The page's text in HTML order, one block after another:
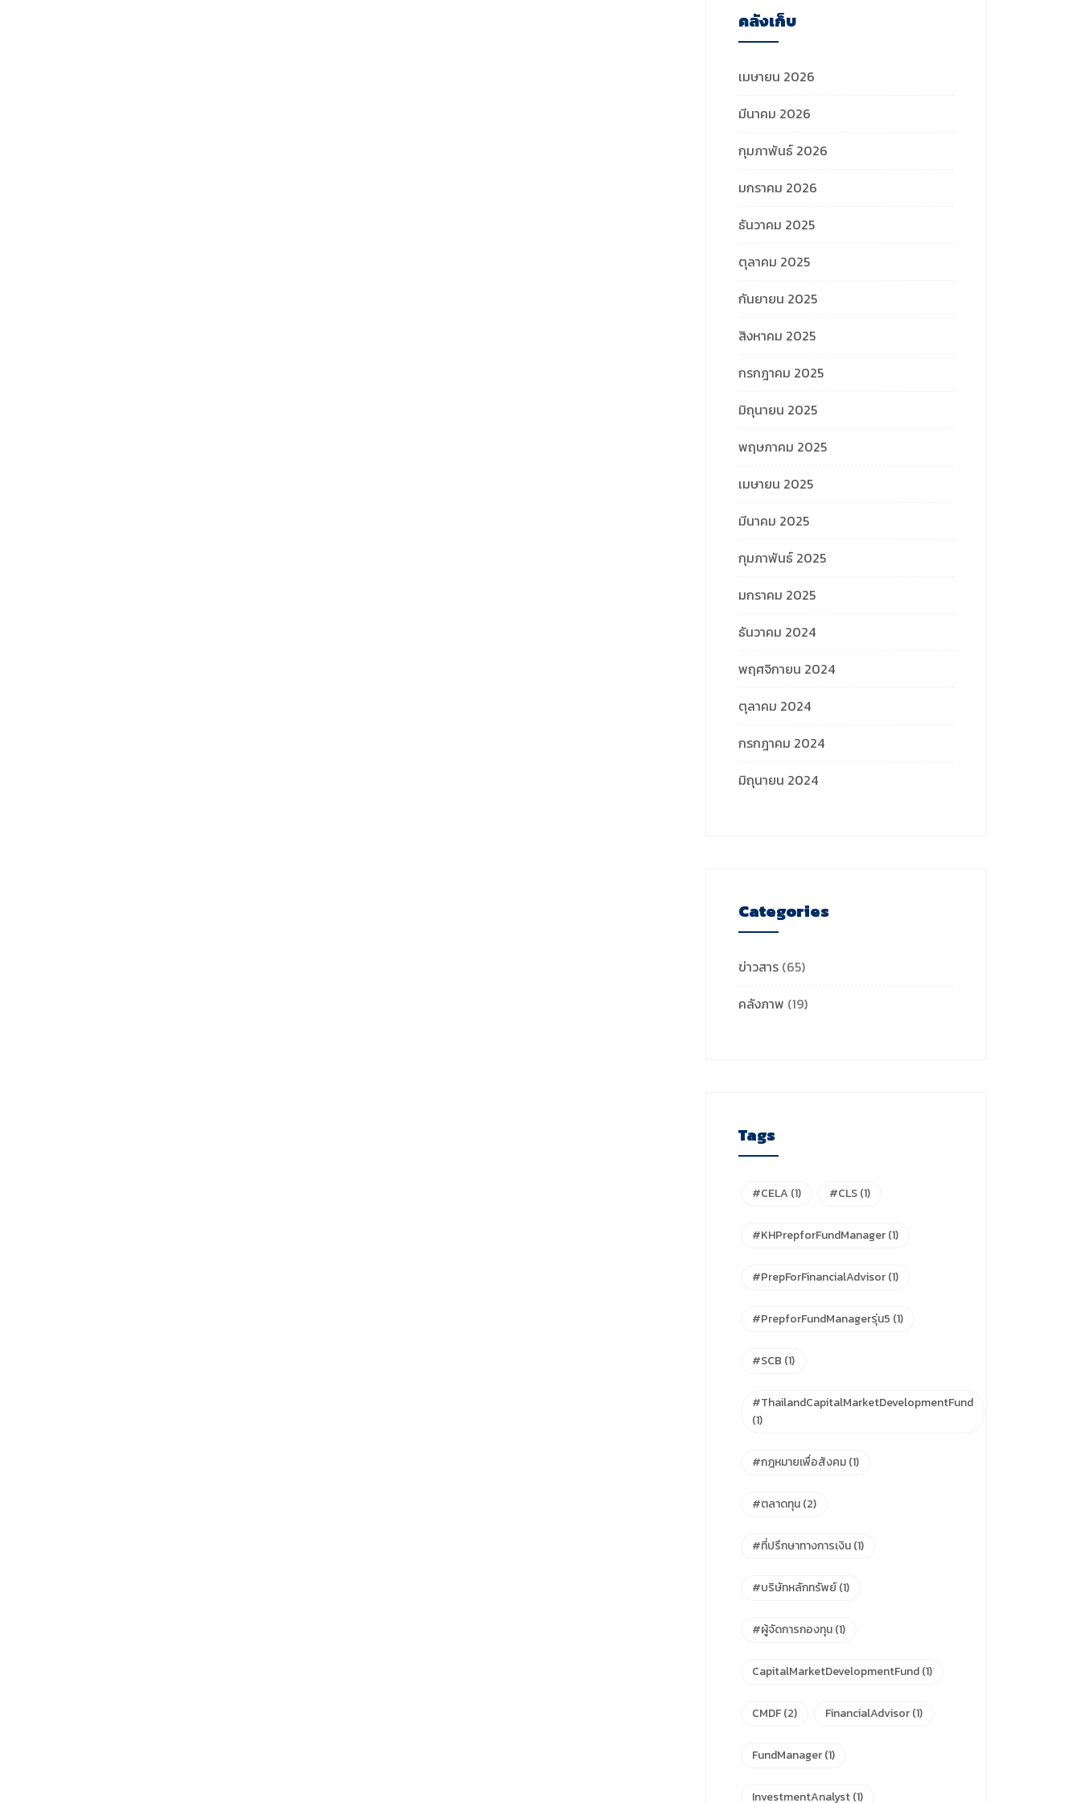
คลังเก็บ
เมษายน 2026
มีนาคม 2026
กุมภาพันธ์ 2026
มกราคม 2026
ธันวาคม 2025
ตุลาคม 2025
กันยายน 2025
สิงหาคม 2025
กรกฎาคม 2025
มิถุนายน 2025
พฤษภาคม 2025
เมษายน 2025
มีนาคม 2025
กุมภาพันธ์ 2025
มกราคม 2025
ธันวาคม 2024
พฤศจิกายน 2024
ตุลาคม 2024
กรกฎาคม 2024
มิถุนายน 2024
Categories
ข่าวสาร (65)
คลังภาพ (19)
Tags
#CELA (1) #CLS(1)
#KHPrepforFundManager(1)
#PrepForFinancialAdvisor(1)
#PrepforFundManagerรุ่น5 (1)
#SCB (1)
#ThailandCapitalMarketDevelopmentFund
(1)
#กฎหมายเพื่อสังคม(1)
#ตลาดทุน(2)
#ที่ปรึกษาทางการเงิน(1)
#บริษัทหลักทรัพย์(1)
#ผู้จัดการกองทุน(1)
CapitalMarketDevelopmentFund(1)
CMDF(2) FinancialAdvisor(1)
FundManager(1)
InvestmentAnalyst(1)